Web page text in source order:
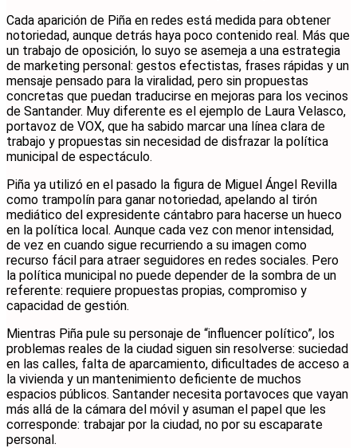
Cada aparición de Piña en redes está medida para obtener
notoriedad, aunque detrás haya poco contenido real. Más que
un trabajo de oposición, lo suyo se asemeja a una estrategia
de marketing personal: gestos efectistas, frases rápidas y un
mensaje pensado para la viralidad, pero sin propuestas
concretas que puedan traducirse en mejoras para los vecinos
de Santander. Muy diferente es el ejemplo de Laura Velasco,
portavoz de VOX, que ha sabido marcar una línea clara de
trabajo y propuestas sin necesidad de disfrazar la política
municipal de espectáculo.
Piña ya utilizó en el pasado la figura de Miguel Ángel Revilla
como trampolín para ganar notoriedad, apelando al tirón
mediático del expresidente cántabro para hacerse un hueco
en la política local. Aunque cada vez con menor intensidad,
de vez en cuando sigue recurriendo a su imagen como
recurso fácil para atraer seguidores en redes sociales. Pero
la política municipal no puede depender de la sombra de un
referente: requiere propuestas propias, compromiso y
capacidad de gestión.
Mientras Piña pule su personaje de “influencer político”, los
problemas reales de la ciudad siguen sin resolverse: suciedad
en las calles, falta de aparcamiento, dificultades de acceso a
la vivienda y un mantenimiento deficiente de muchos
espacios públicos. Santander necesita portavoces que vayan
más allá de la cámara del móvil y asuman el papel que les
corresponde: trabajar por la ciudad, no por su escaparate
personal.